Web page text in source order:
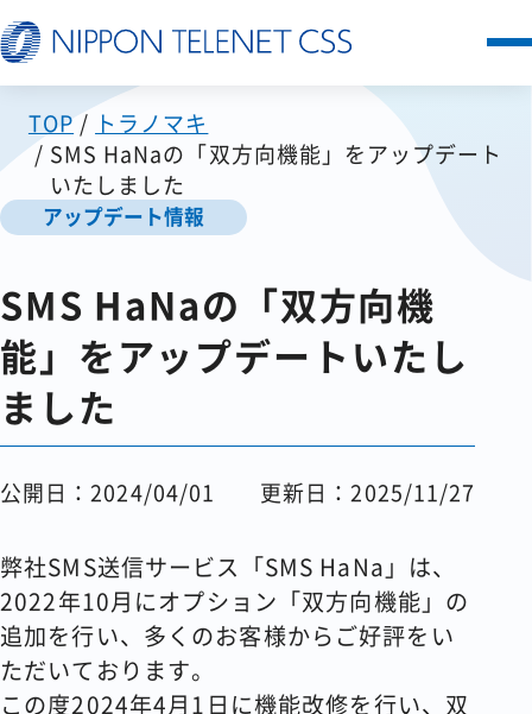
サービス一覧
日本テレネットの強み
お客様の声
セミナー
FAQ
お知らせ
コラム
会社情報
TOP
トラノマキ
SMS HaNaの「双方向機能」をアップデート
いたしました
アップデート情報
SMS HaNaの「双方向機
能」をアップデートいたし
ました
公開日：2024/04/01 更新日：2025/11/27
弊社SMS送信サービス「SMS HaNa」は、
2022年10月にオプション「双方向機能」の
追加を行い、多くのお客様からご好評をい
ただいております。
この度2024年4月1日に機能改修を行い、双